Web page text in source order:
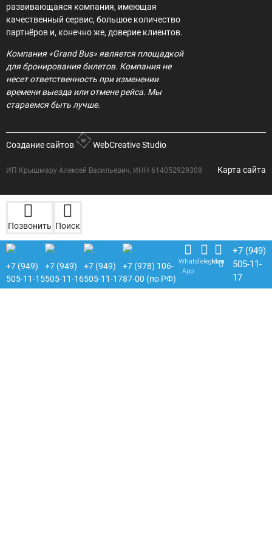
развивающаяся компания, имеющая
качественный сервис, большое количество
партнёров и, конечно же, доверие клиентов.
Компания «Grand Bus» является площадкой
для бронирования билетов. Компания не
несет ответственность при изменении
времени выезда или отмене рейса. Мы
стараемся быть лучше.
Создание сайтов WebCreative Studio
ИП Крышмару Алексей Васильевич, ИНН 614052929308 Карта сайта
Позвонить Поиск
+7 (949)
505-11-15
+7 (949)
505-11-16
+7 (949)
505-11-17
+7 (978) 106-
87-00 (по РФ)
Whats
App
Telegram
Max
+7 (949)
505-11-
17